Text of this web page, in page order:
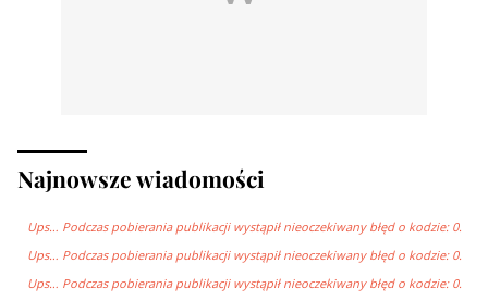
Najnowsze wiadomości
Ups… Podczas pobierania publikacji wystąpił nieoczekiwany błęd o kodzie: 0.
Ups… Podczas pobierania publikacji wystąpił nieoczekiwany błęd o kodzie: 0.
Ups… Podczas pobierania publikacji wystąpił nieoczekiwany błęd o kodzie: 0.